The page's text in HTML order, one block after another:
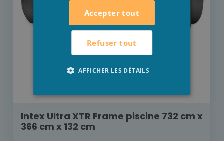
Intex Ultra XTR Frame piscine 732 cm x
366 cm x 132 cm
Accepter tout
Refuser tout
AFFICHER LES DÉTAILS